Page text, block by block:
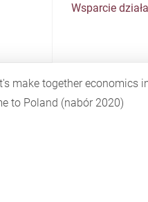
Wsparcie
make together economics
to Poland (nabór 2020)